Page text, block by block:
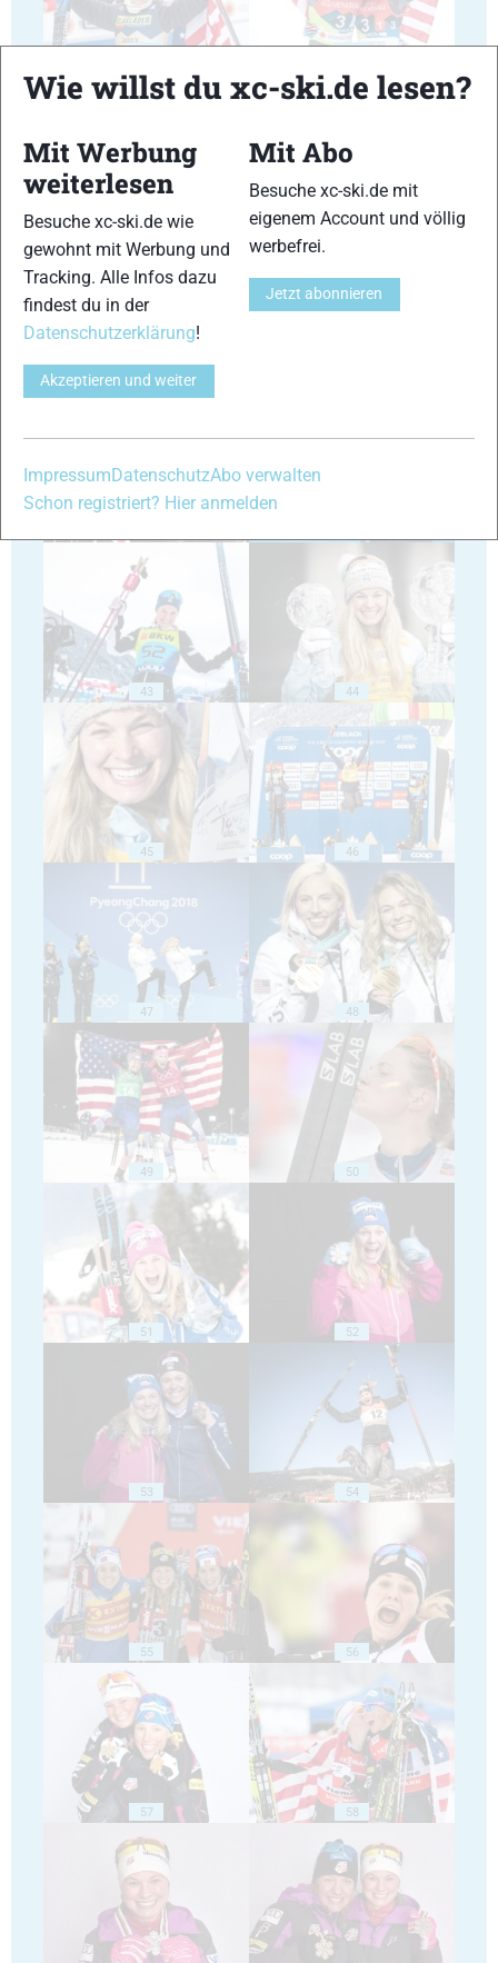
35 36
39
43 44
45 46
47 48
49 50
51 52
53 54
55 56
57 58
Wie willst du xc-ski.de lesen?
Mit Werbung
weiterlesen
Besuche xc-ski.de wie
gewohnt mit Werbung und
Tracking. Alle Infos dazu
findest du in der
Datenschutzerklärung!
Akzeptieren und weiter
Mit Abo
Besuche xc-ski.de mit
eigenem Account und völlig
werbefrei.
Jetzt abonnieren
Impressum DatenschutzAbo verwalten
Schon registriert? Hier anmelden